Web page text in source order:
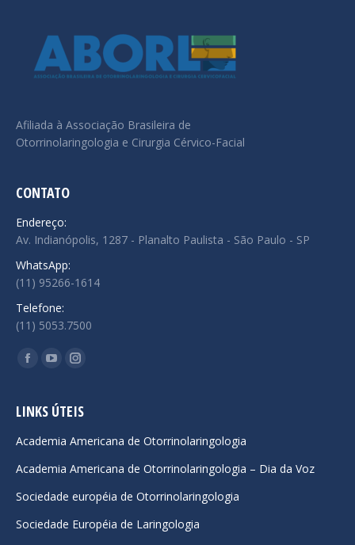
Afiliada à Associação Brasileira de
Otorrinolaringologia e Cirurgia Cérvico-Facial
CONTATO
Endereço:
Av. Indianópolis, 1287 - Planalto Paulista - São Paulo - SP
WhatsApp:
(11) 95266-1614
Telefone:
(11) 5053.7500
Encontre-nos em:
Facebook
opens
new
window
YouTube
opens
new
window
Instagram
opens
new
window
LINKS ÚTEIS
Academia Americana de Otorrinolaringologia
Academia Americana de Otorrinolaringologia – Dia da Voz
Sociedade européia de Otorrinolaringologia
Sociedade Européia de Laringologia